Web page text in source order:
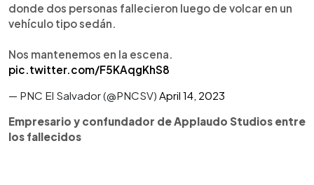
donde dos personas fallecieron luego de volcar en un
vehículo tipo sedán.
Nos mantenemos en la escena.
pic.twitter.com/F5KAqgKhS8
— PNC El Salvador (@PNCSV) April 14, 2023
Empresario y confundador de Applaudo Studios entre
los fallecidos